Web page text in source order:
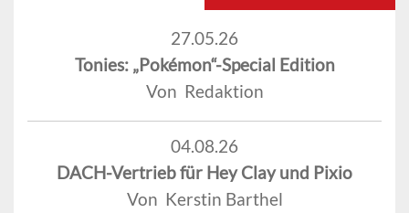
27.05.26
Tonies: „Pokémon“-Special Edition
Von Redaktion
04.08.26
DACH-Vertrieb für Hey Clay und Pixio
Von Kerstin Barthel